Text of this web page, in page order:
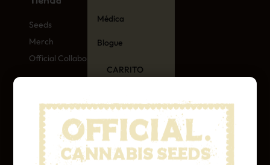
Médica
Blogue
CARRITO
Seeds
Merch
Official Collaborations
Purple Urkle
Cinderella 99
Northern Lights